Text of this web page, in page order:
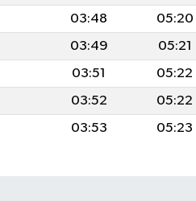
03:48 05:20
03:49 05:21
03:51 05:22
03:52 05:22
03:53 05:23